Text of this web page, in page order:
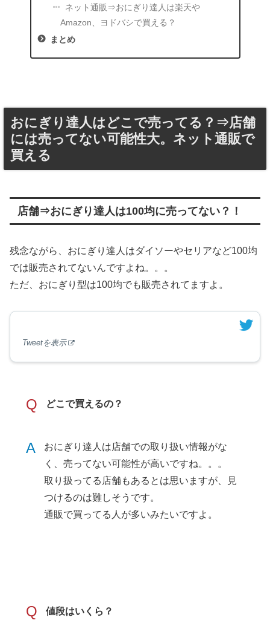
ネット通販⇒おにぎり達人は楽天や
Amazon、ヨドバシで買える？
まとめ
おにぎり達人はどこで売ってる？⇒店舗
には売ってない可能性大。ネット通販で
買える
店舗⇒おにぎり達人は100均に売ってない？！
残念ながら、おにぎり達人はダイソーやセリアなど100均
では販売されてないんですよね。。。
ただ、おにぎり型は100均でも販売されてますよ。
Tweetを表示
Q どこで買えるの？
A
おにぎり達人は店舗での取り扱い情報がな
く、売ってない可能性が高いですね。。。
取り扱ってる店舗もあるとは思いますが、見
つけるのは難しそうです。
通販で買ってる人が多いみたいですよ。
Q 値段はいくら？